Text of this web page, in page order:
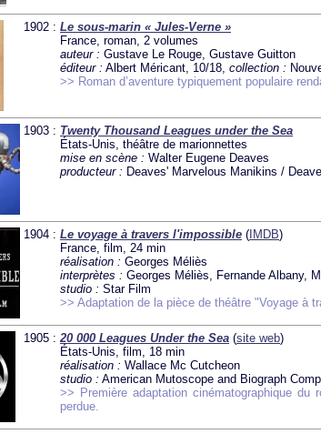
1902 : Le sous-marin « Jules-Verne »
France, roman, 2 volumes
auteur : Gustave Le Rouge, Gustave Guitton
éditeur : Albert Méricant, 10/18, collection :
>> Roman d’aventure typiquement populaire
1903 : Twenty Thousand Leagues under the Sea
États-Unis, théâtre de marionnettes
mise en scène : Walter Eugene Deaves
producteur : Deaves' Marvelous Manikins /
1904 : Le voyage à travers l'impossible ( IMDB)
France, film, 24 min
réalisation : Georges Méliès
interprètes : Georges Méliès, Fernande Albany,
studio : Star Film
>> Adaptation de la pièce de théâtre "Voyage à
1905 : 20 000 Leagues Under the Sea (site web)
États-Unis, film, 18 min
réalisation : Wallace Mc Cutcheon
studio : American Mutoscope and Biograph
>> Première adaptation cinématographique
perdue.